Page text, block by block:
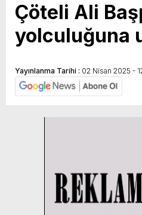
Çöteli Ali
yolculuğuna
Yayınlanma Tarihi : 02 Nisan 2025 -